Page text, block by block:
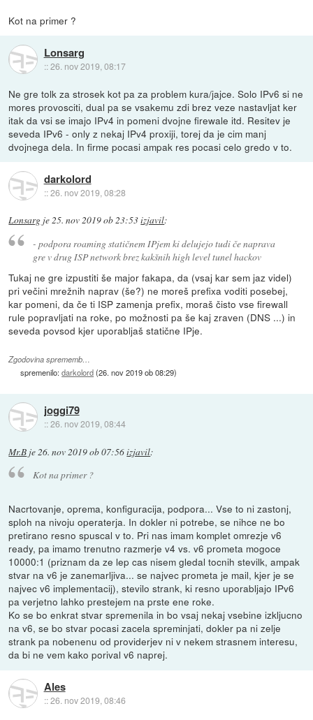
Kot na primer ?
Lonsarg
::26. nov 2019, 08:17
Ne gre tolk za strosek kot pa za problem kura/jajce. Solo IPv6 si ne
mores provosciti, dual pa se vsakemu zdi brez veze nastavljat ker
itak da vsi se imajo IPv4 in pomeni dvojne firewale itd. Resitev je
seveda IPv6 - only z nekaj IPv4 proxiji, torej da je cim manj
dvojnega dela. In firme pocasi ampak res pocasi celo gredo v to.
darkolord
::26. nov 2019, 08:28
Lonsarg je25. nov 2019 ob 23:53izjavil:
- podpora roaming statičnem IPjem ki delujejo tudi če naprava
gre v drug ISP network brez kakšnih high level tunel hackov
Tukaj ne gre izpustiti še major fakapa, da (vsaj kar sem jaz videl)
pri večini mrežnih naprav (še?) ne moreš prefixa voditi posebej,
kar pomeni, da če ti ISP zamenja prefix, moraš čisto vse firewall
rule popravljati na roke, po možnosti pa še kaj zraven (DNS ...) in
seveda povsod kjer uporabljaš statične IPje.
Zgodovina sprememb…
spremenilo:darkolord(26. nov 2019 ob 08:29)
joggi79
::26. nov 2019, 08:44
Mr.B je26. nov 2019 ob 07:56izjavil:
Kot na primer ?
Nacrtovanje, oprema, konfiguracija, podpora... Vse to ni zastonj,
sploh na nivoju operaterja. In dokler ni potrebe, se nihce ne bo
pretirano resno spuscal v to. Pri nas imam komplet omrezje v6
ready, pa imamo trenutno razmerje v4 vs. v6 prometa mogoce
10000:1 (priznam da ze lep cas nisem gledal tocnih stevilk, ampak
stvar na v6 je zanemarljiva... se najvec prometa je mail, kjer je se
najvec v6 implementacij), stevilo strank, ki resno uporabljajo IPv6
pa verjetno lahko prestejem na prste ene roke.
Ko se bo enkrat stvar spremenila in bo vsaj nekaj vsebine izkljucno
na v6, se bo stvar pocasi zacela spreminjati, dokler pa ni zelje
strank pa nobenenu od providerjev ni v nekem strasnem interesu,
da bi ne vem kako porival v6 naprej.
Ales
::26. nov 2019, 08:46